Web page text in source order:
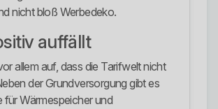
nicht bloß Werbedeko.
auffällt
allem auf, dass die Tarifwelt nicht
der Grundversorgung gibt es
für Wärmespeicher und